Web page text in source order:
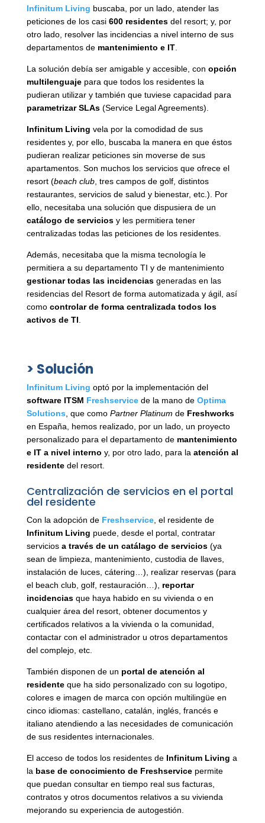
Infinitum Living buscaba, por un lado, atender las
peticiones de los casi 600 residentesdel resort; y, por
otro lado, resolver las incidencias a nivel interno de sus
departamentos de mantenimiento e IT.
La solución debía ser amigable y accesible, con opción
multilenguajepara que todos los residentes la
pudieran utilizar y también que tuviese capacidad para
parametrizar SLAs(Service Legal Agreements).
Infinitum Living vela por la comodidad de sus
residentes y, por ello, buscaba la manera en que éstos
pudieran realizar peticiones sin moverse de sus
apartamentos. Son muchos los servicios que ofrece el
resort (beach club, tres campos de golf, distintos
restaurantes, servicios de salud y bienestar, etc.). Por
ello, necesitaba una solución que dispusiera de un
catálogo de serviciosy les permitiera tener
centralizadas todas las peticiones de los residentes.
Además, necesitaba que la misma tecnología le
permitiera a su departamento TI y de mantenimiento
gestionar todas las incidenciasgeneradas en las
residencias del Resort de forma automatizada y ágil, así
como controlar de forma centralizada todos los
activos de TI
> Solución
Infinitum Living optó por la implementación del
software ITSM Freshservice de la mano de Optima
Solutions , que como Partner Platinum de Freshworks
en España, hemos realizado, por un lado, un proyecto
personalizado para el departamento de mantenimiento
e IT a nivel interno y, por otro lado, para la atención al
residentedel resort.
Centralización de servicios en el portal
del residente
Con la adopción de Freshservice, el residente de
Infinitum Living puede, desde el portal, contratar
servicios a través de un catálago de servicios(ya
sean de limpieza, mantenimiento, custodia de llaves,
instalación de luces, cátering …), realizar reservas (para
el beach club, golf, restauración…), reportar
incidenciasque haya habido en su vivienda o en
cualquier área del resort, obtener documentos y
certificados relativos a la vivienda o la comunidad,
contactarcon el administrador u otros departamentos
del complejo, etc.
También disponen de un portal de atención al
residente que ha sido personalizado con su logotipo,
colores e imagen de marca con opción multilingüe en
cinco idiomas: castellano, catalán, inglés, francés e
italiano atendiendo a las necesidades de comunicación
de sus residentes internacionales.
El acceso de todos los residentes de Infinitum Living a
la base de conocimiento de Freshservice permite
que puedan consultar en tiempo real sus facturas,
contratos y otros documentos relativos a su vivienda
mejorando su experiencia de autogestión.